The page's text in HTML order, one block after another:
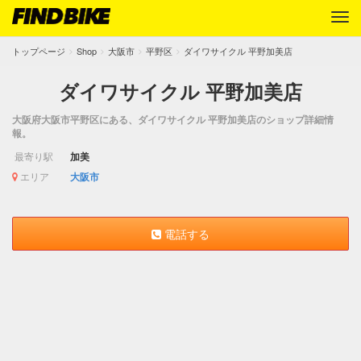
トップページ Shop 大阪市 平野区 ダイワサイクル 平野加美店
ダイワサイクル 平野加美店
大阪府大阪市平野区にある、ダイワサイクル 平野加美店のショップ詳細情
報。
最寄り駅 加美
エリア 大阪市
電話する